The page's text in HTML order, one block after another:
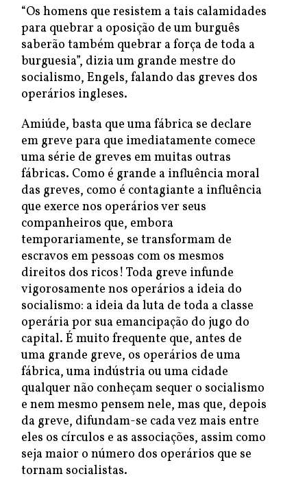
“Os homens que resistem a tais calamidades
para quebrar a oposição de um burguês
saberão também quebrar a força de toda a
burguesia”, dizia um grande mestre do
socialismo, Engels, falando das greves dos
operários ingleses.
Amiúde, basta que uma fábrica se declare
em greve para que imediatamente comece
uma série de greves em muitas outras
fábricas. Como é grande a influência moral
das greves, como é contagiante a influência
que exerce nos operários ver seus
companheiros que, embora
temporariamente, se transformam de
escravos em pessoas com os mesmos
direitos dos ricos! Toda greve infunde
vigorosamente nos operários a ideia do
socialismo: a ideia da luta de toda a classe
operária por sua emancipação do jugo do
capital. É muito frequente que, antes de
uma grande greve, os operários de uma
fábrica, uma indústria ou uma cidade
qualquer não conheçam sequer o socialismo
e nem mesmo pensem nele, mas que, depois
da greve, difundam-se cada vez mais entre
eles os círculos e as associações, assim como
seja maior o número dos operários que se
tornam socialistas.